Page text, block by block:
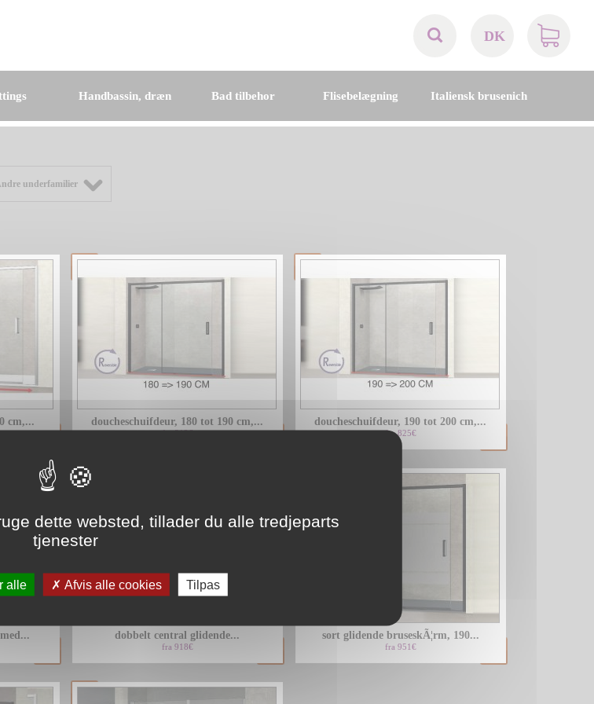
DK
BE
DK
LU
NL
PL
Handbassin, dræn Bad tilbehor Flisebelægning Italiensk brusenich
underfamilier
cm,... doucheschuifdeur, 180 tot 190 cm,...
fra 812€
doucheschuifdeur, 190 tot 200 cm,...
fra 825€
dobbelt central glidende...
fra 918€
sort glidende bruseskÃ¦rm, 190...
fra 951€
dette websted, tillader du alle tredjeparts
tjenester
alle Afvis alle cookies Tilpas